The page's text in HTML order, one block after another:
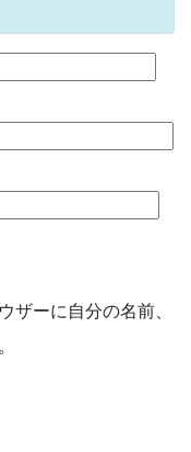
ザーに自分の名前、